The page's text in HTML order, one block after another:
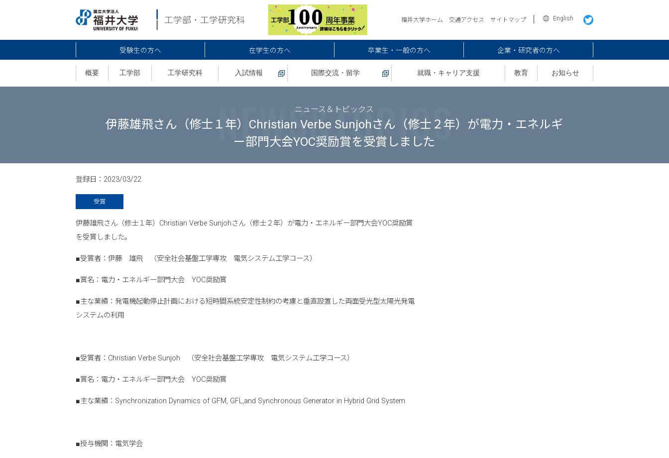
福井大学ホーム 交通アクセス サイトマップ English
受験生の方へ 在学生の方へ 卒業生・一般の方へ 企業・研究者の方へ
概要 工学部 工学研究科 入試情報 国際交流・留学 就職・キャリア支援 教育 お知らせ
ニュース＆トピックス
伊藤雄飛さん（修士１年）Christian Verbe Sunjohさん（修士２年）が電力・エネルギ
ー部門大会YOC奨励賞を受賞しました
登録日： 2023/03/22
受賞
伊藤雄飛さん（修士１年）Christian Verbe Sunjohさん（修士２年）が電力・エネルギー部門大会YOC奨励賞
を受賞しました。
■受賞者：伊藤 雄飛 （安全社会基盤工学専攻 電気システム工学コース）
■賞名：電力・エネルギー部門大会 YOC奨励賞
■主な業績：発電機起動停止計画における短時間系統安定性制約の考慮と垂直設置した両面受光型太陽光発電
システムの利用
■受賞者：Christian Verbe Sunjoh （安全社会基盤工学専攻 電気システム工学コース）
■賞名：電力・エネルギー部門大会 YOC奨励賞
■主な業績：Synchronization Dynamics of GFM, GFL,and Synchronous Generator in Hybrid Grid System
■授与機関：電気学会